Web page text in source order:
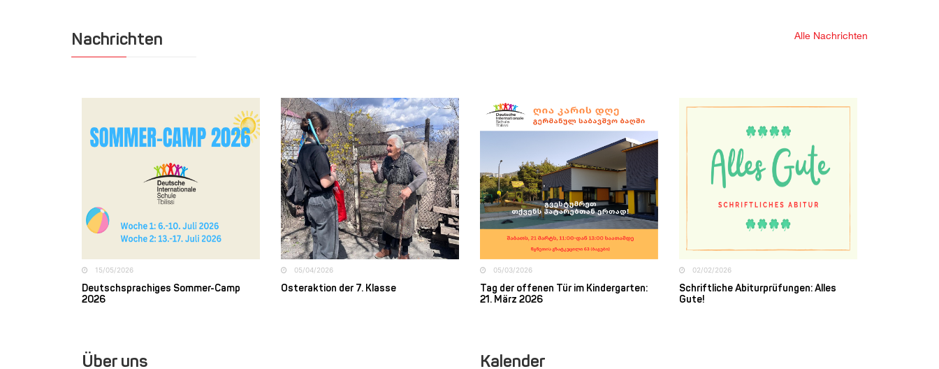
Nachrichten Alle Nachrichten
15/05/2026
Deutschsprachiges Sommer-Camp
2026
05/04/2026
Osteraktion der 7. Klasse
05/03/2026
Tag der offenen Tür im Kindergarten:
21. März 2026
02/02/2026
Schriftliche Abiturprüfungen: Alles
Gute!
Über uns Kalender